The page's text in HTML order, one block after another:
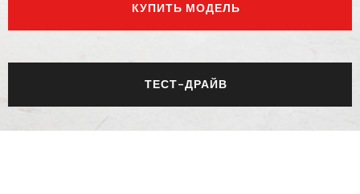
КУПИТЬ МОДЕЛЬ
ТЕСТ-ДРАЙВ